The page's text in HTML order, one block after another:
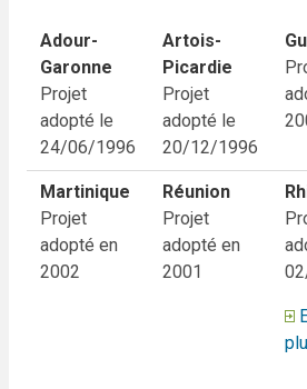
Adour-
Garonne
Projet
adopté le
24/06/1996
Artois-
Picardie
Projet
adopté le
20/12/1996
Martinique
Projet
adopté en
2002
Réunion
Projet
adopté en
2001